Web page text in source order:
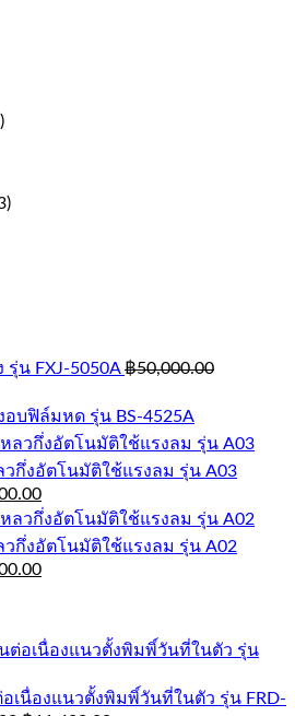
รุ่น FXJ-5050A ฿50,000.00
อบฟิล์มหด รุ่น BS-4525A
วกึ่งอัตโนมัติใช้แรงลม รุ่น A03
วกึ่งอัตโนมัติใช้แรงลม รุ่น A02
เนื่องแนวตั้งพิมพิ์วันที่ในตัว รุ่น FRD-